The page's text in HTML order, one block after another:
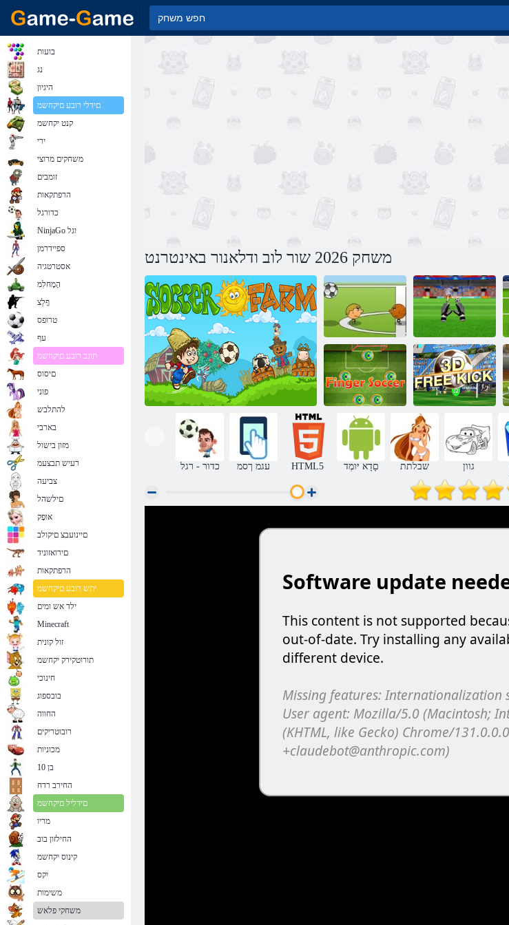
משחק 2026 שור לוב ודלאנור באינטרנט
כדורגל 1 על 1 רעוש רגתא
עבצא לגרודכ
3D תישפוח
כדור - רגל עגמ ךסמ HTML5 םָדָא יּומְד שבלתת גוון
בועות
נג
היגיון
םידלי רובע םיקחשמ
קנט יקחשמ
ירי
משחקים מרוצי
זומבים
הרפתקאות
כדורגל
NinjaGo וגל
ספיידרמן
אסטרטגיה
הָמָחלִמ
ףָלַצ
טרופס
עף
תונב רובע םיקחשמ
םיסוס
פוני
להתלבש
בארבי
מזון בישול
רעיש תבצעמ
צביעה
םילשהל
אּופָק
םיינועבצ םיקולב
םירואזוניד
הרפתקאות
יתש רובע םיקחשמ
ילד אש ומים
Minecraft
זול קונית
תורוטקירק יקחשמ
חינוכי
בובספוג
החווה
רובוטריקים
מכוניות
בן 10
החירב רדח
םידליל םיקחשמ
מריו
החילזון בוב
קינוס יקחשמ
יִקס
משימות
משחקי פלאש